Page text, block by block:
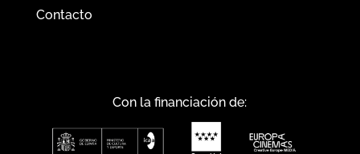
Contacto
Con la financiación de: